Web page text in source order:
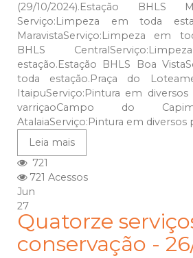
(29/10/2024).Estação
Serviço:Limpeza em toda
MaravistaServiço:Limpeza em
BHLS
estação.Estação BHLS Boa
toda estação.Praça do
ItaipuServiço:Pintura em
varriçaoCampo do
AtalaiaServiço:Pintura em diversos
Leia mais
721
721 Acessos
Jun
27
Quatorze
conservação -